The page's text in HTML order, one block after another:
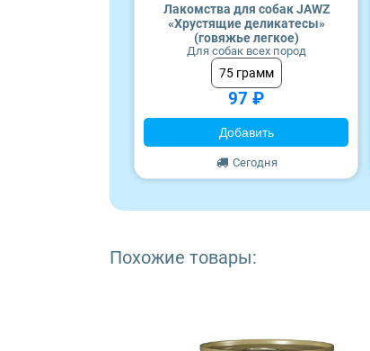
Лакомства для собак JAWZ
«Хрустящие деликатесы»
(говяжье легкое)
Для собак всех пород
75 грамм
97 ₽
Добавить
Сегодня
Похожие товары: